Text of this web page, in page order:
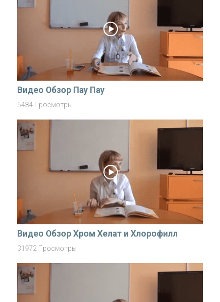
Видео Обзор Пау Пау
5484 Просмотры
Видео Обзор Хром Хелат и Хлорофилл
31972 Просмотры